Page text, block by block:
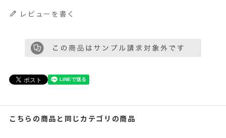
レビューを書く
こちらの商品と同じカテゴリの商品